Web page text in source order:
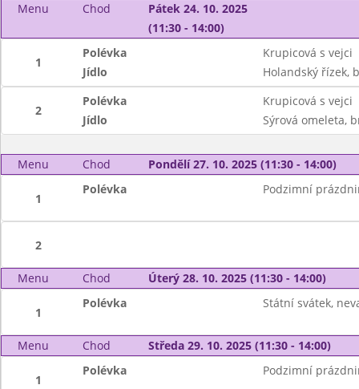
Menu
Chod
Pátek 24. 10. 2025
(11:30 - 14:00)
1
Polévka
Krupicová s vejci
Jídlo
Holandský řízek,
2
Polévka
Krupicová s vejci
Jídlo
Sýrová omeleta,
Menu Chod Pondělí 27. 10. 2025 (11:30 - 14:00)
1
Polévka Podzimní
2
Menu Chod Úterý 28. 10. 2025 (11:30 - 14:00)
1
Polévka Státní svátek,
Menu Chod Středa 29. 10. 2025 (11:30 - 14:00)
1
Polévka Podzimní